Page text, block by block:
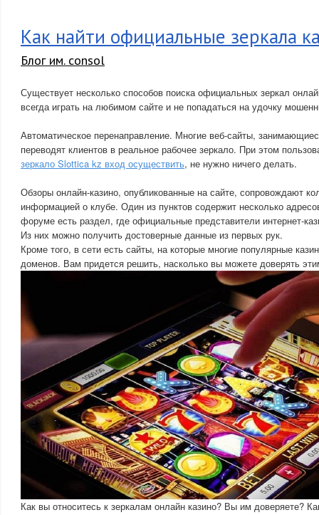
Как найти официальные зеркала
Блог им. consol
Существует несколько способов поиска официальных зеркал
всегда играть на любимом сайте и не попадаться на удочку
Автоматическое перенаправление. Многие веб-сайты,
переводят клиентов в реальное рабочее зеркало. При этом
зеркало Slottica kz вход осуществить, не нужно ничего делать.
Обзоры онлайн-казино, опубликованные на сайте, сопровождают
информацией о клубе. Один из пунктов содержит несколько
форуме есть раздел, где официальные представители интернет-
Из них можно получить достоверные данные из первых рук.
Кроме того, в сети есть сайты, на которые многие популярные
доменов. Вам придется решить, насколько вы можете доверять
Как вы относитесь к зеркалам онлайн казино? Вы им доверяете?